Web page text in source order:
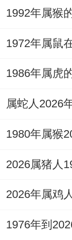
岁方位东南
局。
玄空飞星理
安阁联吉锦袋
这种布局不
兼顾事业同
从现代环境
长女位同演
属蛇人2026